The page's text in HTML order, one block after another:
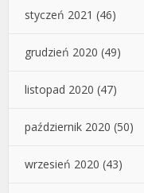
styczeń 2021 (46)
grudzień 2020 (49)
listopad 2020 (47)
październik 2020 (50)
wrzesień 2020 (43)